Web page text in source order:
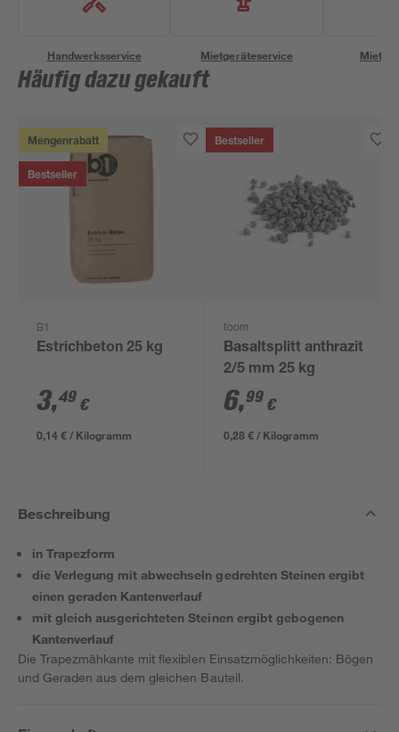
Handwerksservice Mietgeräteservice
Häufig dazu gekauft
Mengenrabatt
Bestseller
B1
Estrichbeton 25 kg
3,49 €
0,14 € / Kilogramm
Bestseller
toom
Basaltsplitt anthrazit
2/5 mm 25 kg
6,99 €
0,28 € / Kilogramm
Beschreibung
in Trapezform
die Verlegung mit abwechseln gedrehten Steinen ergibt
einen geraden Kantenverlauf
mit gleich ausgerichteten Steinen ergibt gebogenen
Kantenverlauf
Die Trapezmähkante mit flexiblen Einsatzmöglichkeiten: Bögen
und Geraden aus dem gleichen Bauteil.